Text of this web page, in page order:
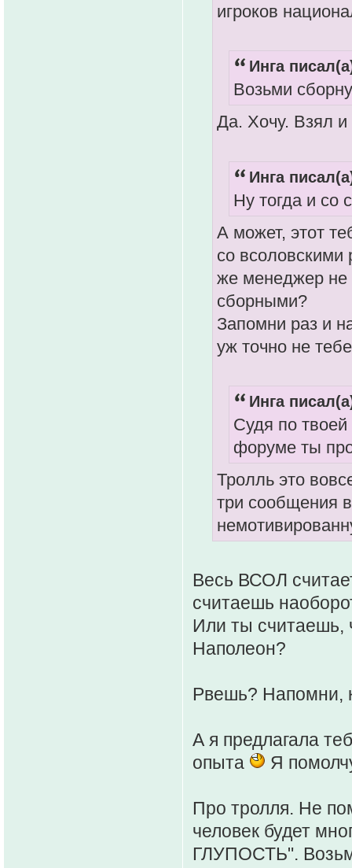
игроков
Инга
Возьми
Да. Хочу. Взял и
Инга
Ну тогда и со
А может, этот
со всоловскими
же менеджер не
сборными?
Запомни раз и
уж точно не
Инга
Судя по
форуме ты
Тролль это
три сообщения
Весь ВСОЛ
считаешь
Или ты считаешь,
Наполеон?
Рвешь? Напомни,
А я предлагала
опыта
Я
Про тролля. Не
человек будет
ГЛУПОСТЬ".